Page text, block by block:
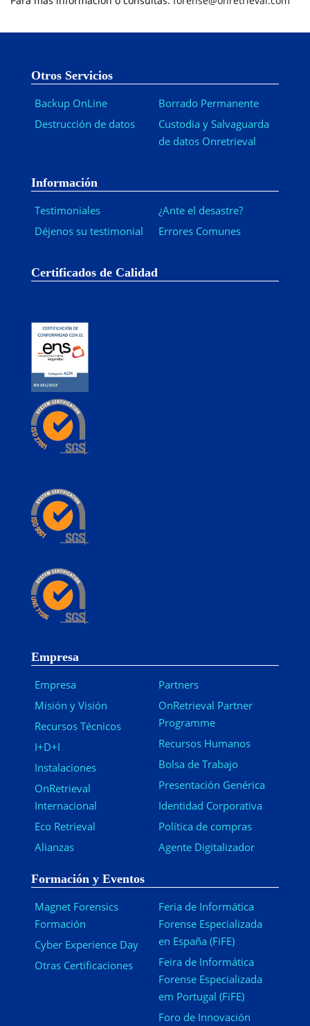
Otros Servicios
Backup OnLine
Destrucción de datos
Borrado Permanente
Custodia y Salvaguarda
de datos Onretrieval
Información
Testimoniales
Déjenos su testimonial
¿Ante el desastre?
Errores Comunes
Certificados de Calidad
Empresa
Empresa
Misión y Visión
Recursos Técnicos
I+D+I
Instalaciones
OnRetrieval
Internacional
Eco Retrieval
Alianzas
Partners
OnRetrieval Partner
Programme
Recursos Humanos
Bolsa de Trabajo
Presentación Genérica
Identidad Corporativa
Política de compras
Agente Digitalizador
Formación y Eventos
Magnet Forensics
Formación
Cyber Experience Day
Otras Certificaciones
Feria de Informática
Forense Especializada
en España (FiFE)
Feira de Informática
Forense Especializada
em Portugal (FiFE)
Foro de Innovación